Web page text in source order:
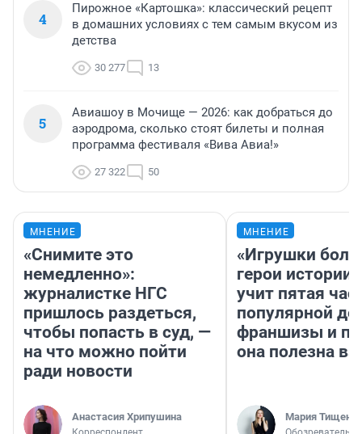
4
Пирожное «Картошка»: классический рецепт
в домашних условиях с тем самым вкусом из
детства
30 277 13
5
Авиашоу в Мочище — 2026: как добраться до
аэродрома, сколько стоят билеты и полная
программа фестиваля «Вива Авиа!»
27 322 50
МНЕНИЕ
«Снимите это
немедленно»:
журналистке НГС
пришлось раздеться,
чтобы попасть в суд, —
на что можно пойти
ради новости
Анастасия Хрипушина
МНЕНИЕ
«Игрушки
герои
учит пятая
популярной
франшизы и
она полезна
Мария Тищенко